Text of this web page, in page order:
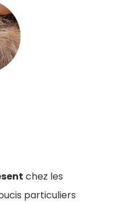
chez les
particuliers